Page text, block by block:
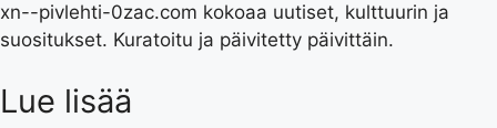
xn--pivlehti-0zac.com kokoaa uutiset, kulttuurin ja
suositukset. Kuratoitu ja päivitetty päivittäin.
Lue lisää